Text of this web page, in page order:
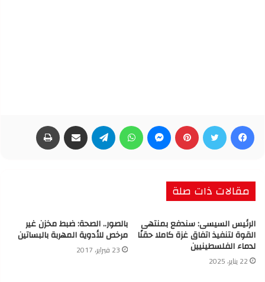
فيسبوك تويتر بينتيريست ماسنجر واتساب تيلقرام مشاركة عبر البريد
مقالات ذات صلة
الرئيس السيسى: سندفع بمنتهى
القوة لتنفيذ اتفاق غزة كاملا حقنًا
لدماء الفلسطينيين
22 يناير، 2025
بالصور.. الصحة: ضبط مخزن غير
مرخص للأدوية المهربة بالبساتين
23 فبراير، 2017